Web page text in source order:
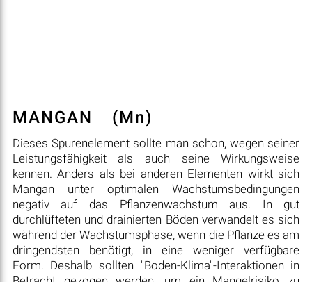
MANGAN (Mn)
Dieses Spurenelement sollte man schon, wegen seiner
Leistungsfähigkeit als auch seine Wirkungsweise
kennen. Anders als bei anderen Elementen wirkt sich
Mangan unter optimalen Wachstumsbedingungen
negativ auf das Pflanzenwachstum aus. In gut
durchlüfteten und drainierten Böden verwandelt es sich
während der Wachstumsphase, wenn die Pflanze es am
dringendsten benötigt, in eine weniger verfügbare
Form. Deshalb sollten "Boden-Klima"-Interaktionen in